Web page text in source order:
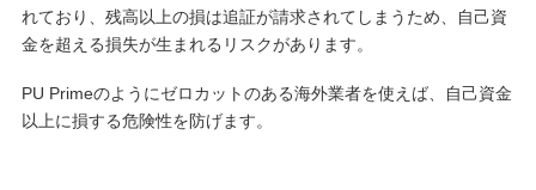
れており、残高以上の損は追証が請求されてしまうため、自己資
金を超える損失が生まれるリスクがあります。
PU Primeのようにゼロカットのある海外業者を使えば、自己資金
以上に損する危険性を防げます。